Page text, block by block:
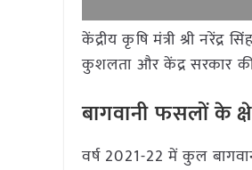
केंद्रीय कृषि मंत्री श्री
कुशलता और केंद्र सरकार की
बागवानी फसलों के
वर्ष 2021-22 में कुल